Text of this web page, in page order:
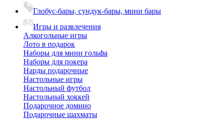
Глобус-бары, сундук-бары, мини бары
Игры и развлечения
Алкогольные игры
Лото в подарок
Наборы для мини гольфа
Наборы для покера
Нарды подарочные
Настольные игры
Настольный футбол
Настольный хоккей
Подарочное домино
Подарочные шахматы